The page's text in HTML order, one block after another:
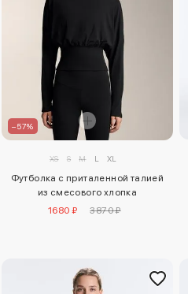
–57%
XS S M L XL
Футболка с приталенной талией
из смесового хлопка
1680 ₽
3870 ₽